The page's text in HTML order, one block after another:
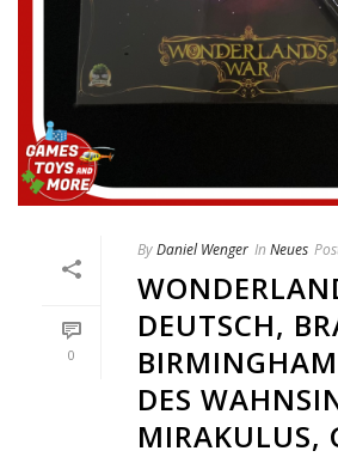
0
ByDaniel Wenger In Neues
DEUTSCH,
DES
MIRAKULUS,